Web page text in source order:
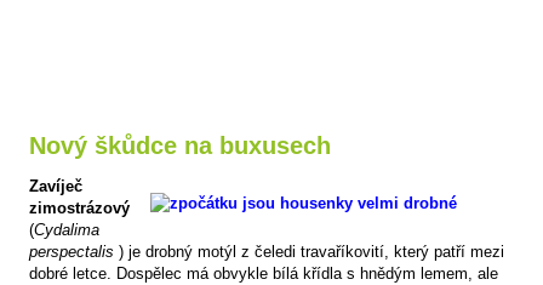
Nový škůdce na buxusech
Zavíječ
zimostrázový
(Cydalima
perspectalis ) je drobný motýl z čeledi travaříkovití, který patří mezi
dobré letce. Dospělec má obvykle bílá křídla s hnědým lemem, ale